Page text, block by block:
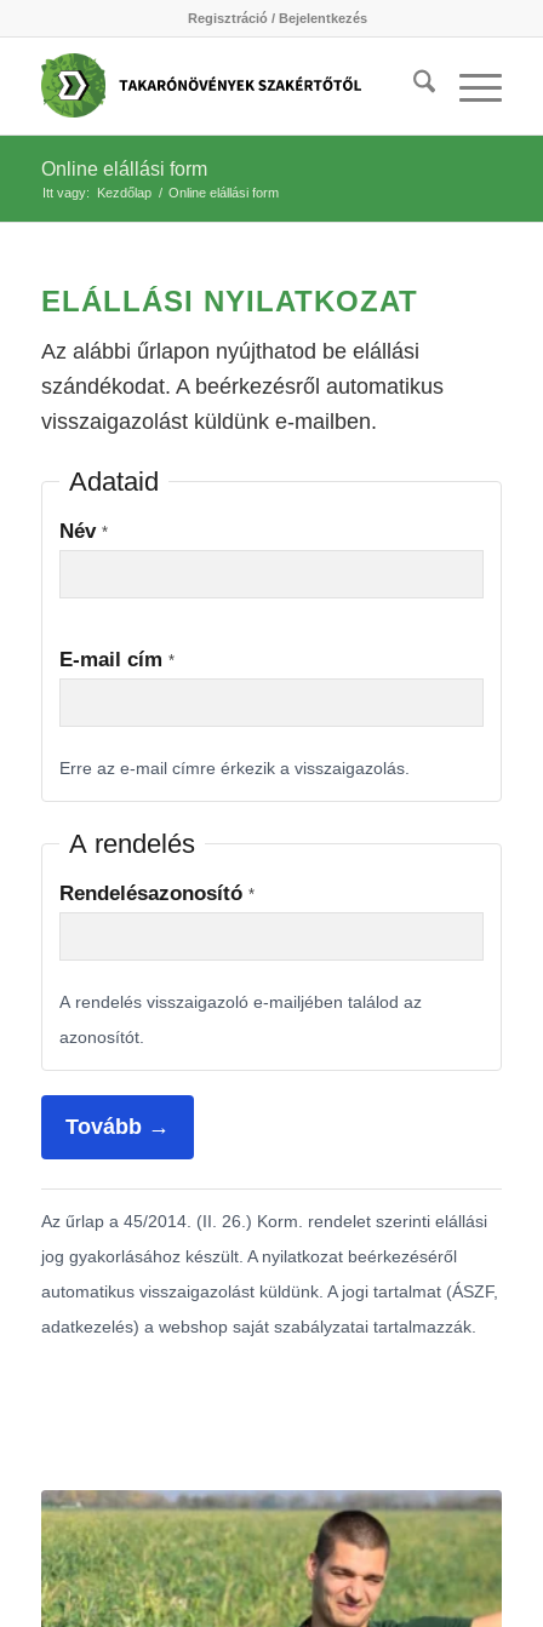
Regisztráció / Bejelentkezés
Online elállási form
Itt vagy: Kezdőlap / Online elállási form
1. LÉPÉS A 2-BŐL:
ELÁLLÁSI NYILATKOZAT
Az alábbi űrlapon nyújthatod be elállási
szándékodat. A beérkezésről automatikus
visszaigazolást küldünk e-mailben.
Adataid
Név *
E-mail cím *
Erre az e-mail címre érkezik a visszaigazolás.
A rendelés
Rendelésazonosító *
A rendelés visszaigazoló e-mailjében találod az
azonosítót.
Tovább →
Az űrlap a 45/2014. (II. 26.) Korm. rendelet szerinti elállási
jog gyakorlásához készült. A nyilatkozat beérkezéséről
automatikus visszaigazolást küldünk. A jogi tartalmat (ÁSZF,
adatkezelés) a webshop saját szabályzatai tartalmazzák.